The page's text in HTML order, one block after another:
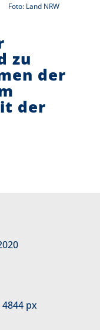
Foto: Land NRW
zu
der
der
px